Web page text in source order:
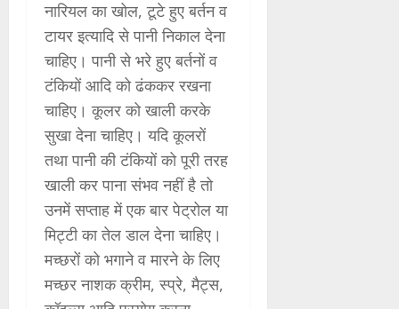
नारियल का खोल, टूटे हुए बर्तन व
टायर इत्यादि से पानी निकाल देना
चाहिए। पानी से भरे हुए बर्तनों व
टंकियों आदि को ढंककर रखना
चाहिए। कूलर को खाली करके
सुखा देना चाहिए। यदि कूलरों
तथा पानी की टंकियों को पूरी तरह
खाली कर पाना संभव नहीं है तो
उनमें सप्ताह में एक बार पेट्रोल या
मिट्टी का तेल डाल देना चाहिए।
मच्छरों को भगाने व मारने के लिए
मच्छर नाशक क्रीम, स्प्रे, मैट्स,